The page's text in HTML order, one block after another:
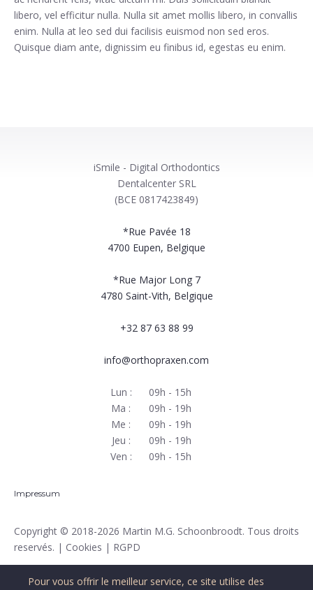
libero, vel efficitur nulla. Nulla sit amet mollis libero, in convallis
enim. Nulla at leo sed dui facilisis euismod non sed eros.
Quisque diam ante, dignissim eu finibus id, egestas eu enim.
iSmile - Digital Orthodontics
Dentalcenter SRL
(BCE 0817423849)
*Rue Pavée 18
4700 Eupen, Belgique
*Rue Major Long 7
4780 Saint-Vith, Belgique
+32 87 63 88 99
info@orthopraxen.com
Lun :
09h - 15h
Ma :
09h - 19h
Me :
09h - 19h
Jeu :
09h - 19h
Ven :
09h - 15h
Impressum
Copyright © 2018-2026 Martin M.G. Schoonbroodt. Tous droits
reservés. | Cookies | RGPD
Pour vous offrir le meilleur service, ce site utilise des